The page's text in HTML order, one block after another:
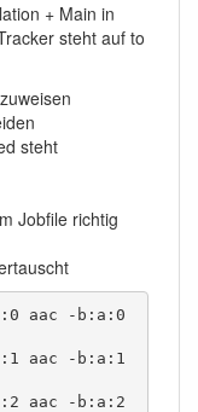
+ Main in
steht auf to
steht
Jobfile richtig
aac -b:a:0
aac -b:a:1
aac -b:a:2